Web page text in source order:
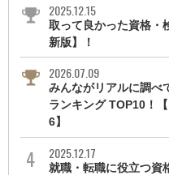
2025.12.15
取って良かった資格・
新版】！
2026.07.09
みんながリアルに調べ
ランキング TOP10！
6】
2025.12.17
就職・転職に役立つ資